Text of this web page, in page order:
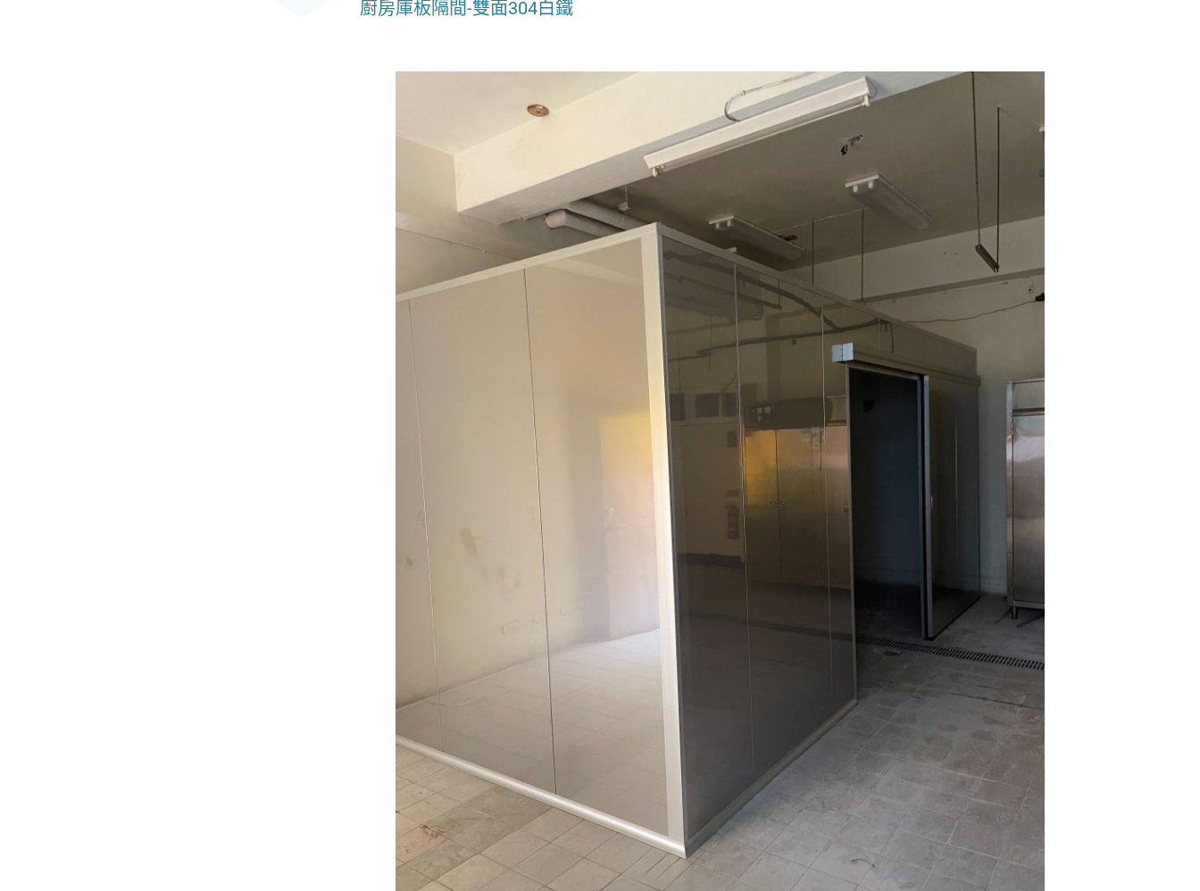
廚房庫板隔間-雙面304白鐵